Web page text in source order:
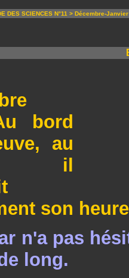
DES SCIENCES N°11 > Décembre-
bord
au
il
son
n'a pas
long.